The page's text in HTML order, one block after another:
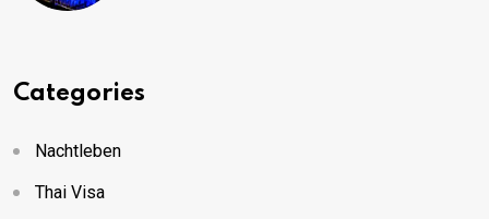
Categories
Nachtleben
Thai Visa